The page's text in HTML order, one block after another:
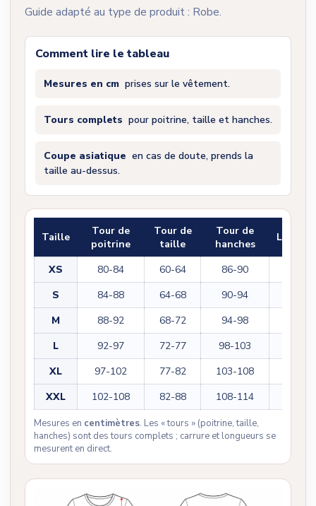
Guide adapté au type de produit : Robe.
Comment lire le tableau
Mesures en cm prises sur le vêtement.
Tours complets pour poitrine, taille et hanches.
Coupe asiatique en cas de doute, prends la
taille au-dessus.
Taille
Tour de
poitrine
Tour de
taille
Tour de
hanches
XS 80-84 60-64 86-90
S
84-88 64-68 90-94
M
88-92 68-72 94-98
L
92-97 72-77 98-103
XL
97-102 77-82 103-108
XXL
102-108 82-88 108-114
Mesures en centimètres. Les « tours » (poitrine, taille,
hanches) sont des tours complets ; carrure et longueurs se
mesurent en direct.